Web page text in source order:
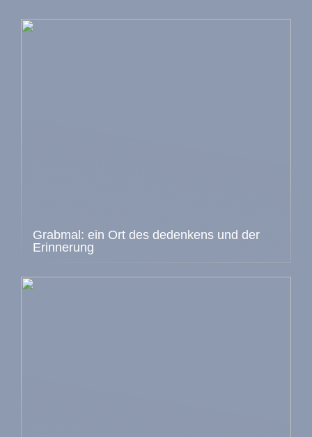
Grabmal: ein Ort des dedenkens und der
Erinnerung